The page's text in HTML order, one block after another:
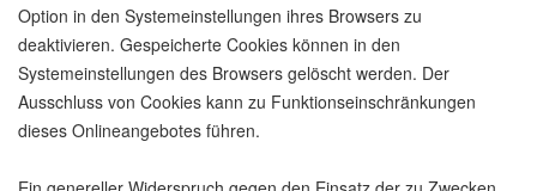
Option in den Systemeinstellungen ihres Browsers zu
deaktivieren. Gespeicherte Cookies können in den
Systemeinstellungen des Browsers gelöscht werden. Der
Ausschluss von Cookies kann zu Funktionseinschränkungen
dieses Onlineangebotes führen.